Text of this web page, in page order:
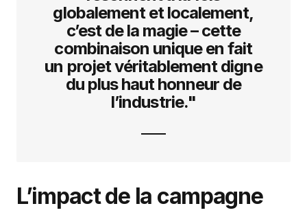
globalement et localement,
c’est de la magie – cette
combinaison unique en fait
un projet véritablement digne
du plus haut honneur de
l’industrie."
L’impact de la campagne